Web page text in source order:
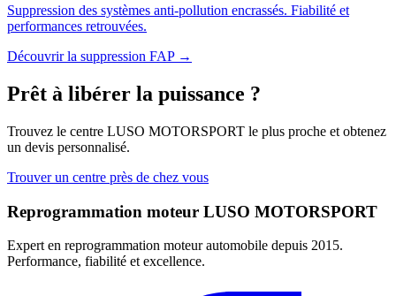
Suppression des systèmes anti-pollution encrassés. Fiabilité et
performances retrouvées.
Découvrir la suppression FAP →
Prêt à libérer la puissance ?
Trouvez le centre LUSO MOTORSPORT le plus proche et obtenez
un devis personnalisé.
Trouver un centre près de chez vous
Reprogrammation moteur LUSO MOTORSPORT
Expert en reprogrammation moteur automobile depuis 2015.
Performance, fiabilité et excellence.